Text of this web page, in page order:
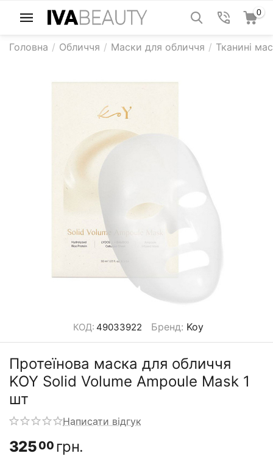
0
Головна / Обличчя / Маски для обличчя / Тканині
КОД: 49033922 Бренд: Koy
Протеїнова маска для обличчя
KOY Solid Volume Ampoule Mask 1
шт
Написати відгук
32500 грн.